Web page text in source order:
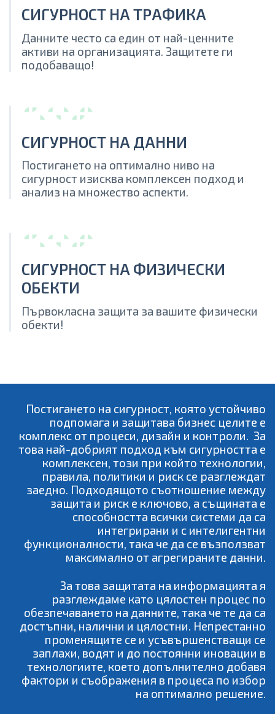
СИГУРНОСТ НА ТРАФИКА
Данните често са един от най-ценните
активи на организацията. Защитете ги
подобаващо!
СИГУРНОСТ НА ДАННИ
Постигането на оптимално ниво на
сигурност изисква комплексен подход и
анализ на множество аспекти.
СИГУРНОСТ НА ФИЗИЧЕСКИ
ОБЕКТИ
Първокласна защита за вашите физически
обекти!
Постигането на сигурност, която устойчиво
подпомага и защитава бизнес целите е
комплекс от процеси, дизайн и контроли. За
това най-добрият подход към сигурността е
комплексен, този при който технологии,
правила, политики и риск се разглеждат
заедно. Подходящото съотношение между
защита и риск е ключово, а същината е
способността всички системи да са
интегрирани и с интелигентни
функционалности, така че да се възползват
максимално от агрегираните данни.
За това защитата на информацията я
разглеждаме като цялостен процес по
обезпечаването на данните, така че те да са
достъпни, налични и цялостни. Непрестанно
променящите се и усъвършенстващи се
заплахи, водят и до постоянни иновации в
технологиите, което допълнително добавя
фактори и съображения в процеса по избор
на оптимално решение.